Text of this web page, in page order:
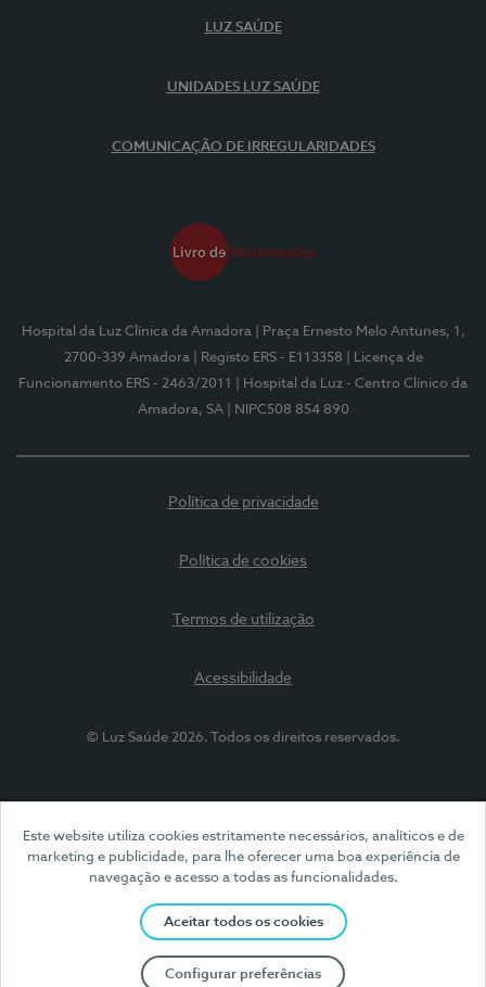
Este website utiliza cookies estritamente necessários, analíticos e de
marketing e publicidade, para lhe oferecer uma boa experiência de
navegação e acesso a todas as funcionalidades.
Aceitar todos os cookies
Configurar preferências
LUZ SAÚDE
UNIDADES LUZ SAÚDE
COMUNICAÇÃO DE IRREGULARIDADES
Hospital da Luz Clínica da Amadora
| Praça Ernesto Melo Antunes, 1,
2700-339 Amadora
| Registo ERS - E113358
| Licença de
Funcionamento ERS - 2463/2011
| Hospital da Luz - Centro Clínico da
Amadora, SA
| NIPC508 854 890
Política de privacidade
Política de cookies
Termos de utilização
Acessibilidade
© Luz Saúde 2026. Todos os direitos reservados.